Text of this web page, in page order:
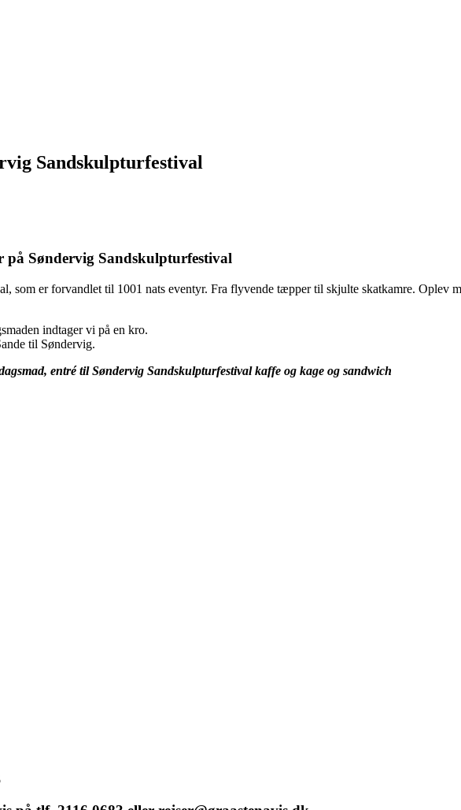
Sandskulpturfestival
på Søndervig Sandskulpturfestival
som er forvandlet til 1001 nats eventyr. Fra flyvende tæpper til skjulte skatkamre. Oplev
indtager vi på en kro.
til Søndervig.
entré til Søndervig Sandskulpturfestival kaffe og kage og sandwich